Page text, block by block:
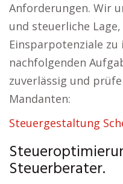
Anforderungen. Wir
und steuerliche
Einsparpotenziale
nachfolgenden
zuverlässig und
Mandanten:
Steuergestaltung
Steuerberater.